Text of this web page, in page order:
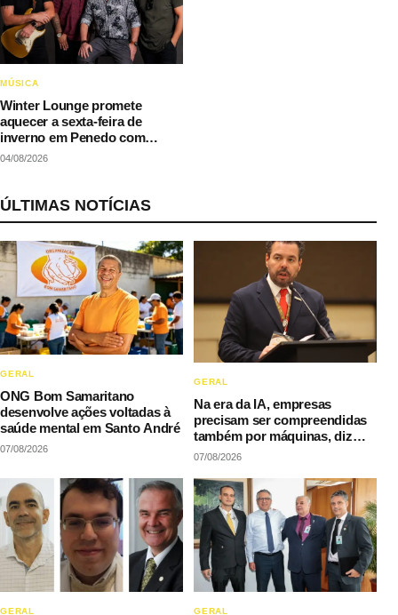
MÚSICA
Winter Lounge promete
aquecer a sexta-feira de
inverno em Penedo com
música e gastronomia
04/08/2026
ÚLTIMAS NOTÍCIAS
GERAL
ONG Bom Samaritano
desenvolve ações voltadas à
saúde mental em Santo André
07/08/2026
GERAL
Na era da IA, empresas
precisam ser compreendidas
também por máquinas, diz
LAQI
07/08/2026
GERAL GERAL